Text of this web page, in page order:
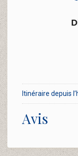
Itinéraire depuis
Avis